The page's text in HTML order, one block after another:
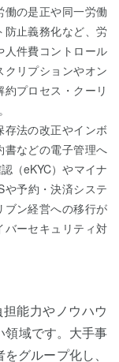
の是正や同一労働
防止義務化など、労
人件費コントロール
リプションやオン
プロセス・クーリ
法の改正やインボ
書などの電子管理へ
（eKYC）やマイナ
や予約・決済システ
ブン経営への移行が
バーセキュリティ対
能力やノウハウ
領域です。大手事
グループ化し、